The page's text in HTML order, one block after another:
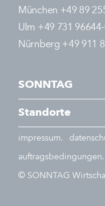
München +49 89
Ulm +49 731
Nürnberg +49 911
SONNTAG
Standorte
impressum.
auftragsbedingungen.
© SONNTAG